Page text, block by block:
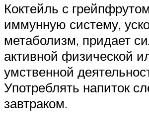
Коктейль с
иммунную систему,
метаболизм, придает
активной физической
умственной
Употреблять напиток
завтраком.